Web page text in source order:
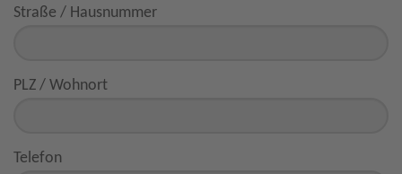
Straße / Hausnummer
PLZ / Wohnort
Telefon